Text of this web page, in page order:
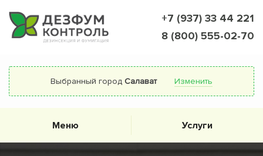
+7 (937) 33 44 221
8 (800) 555-02-70
Выбранный город Салават Изменить
Меню Услуги